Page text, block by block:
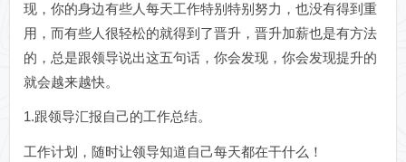
现，你的身边有些人每天工作特别特别努力，也没有得到重
用，而有些人很轻松的就得到了晋升，晋升加薪也是有方法
的，总是跟领导说出这五句话，你会发现，你会发现提升的
就会越来越快。
1.跟领导汇报自己的工作总结。
工作计划，随时让领导知道自己每天都在干什么！